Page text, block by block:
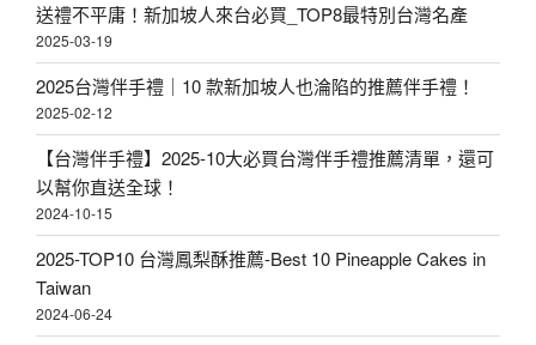
送禮不平庸！新加坡人來台必買_TOP8最特別台灣名產
2025-03-19
2025台灣伴手禮｜10 款新加坡人也淪陷的推薦伴手禮！
2025-02-12
【台灣伴手禮】2025-10大必買台灣伴手禮推薦清單，還可
以幫你直送全球！
2024-10-15
2025-TOP10 台灣鳳梨酥推薦-Best 10 Pineapple Cakes in
Taiwan
2024-06-24